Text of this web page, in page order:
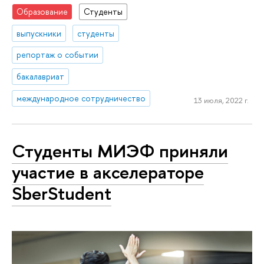
Образование
Студенты
выпускники
студенты
репортаж о событии
бакалавриат
международное сотрудничество
13 июля, 2022 г.
Студенты МИЭФ приняли
участие в акселераторе
SberStudent